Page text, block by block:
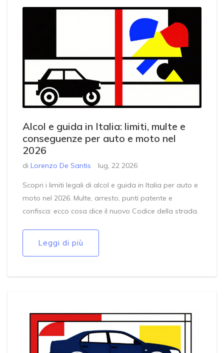
Alcol e guida in Italia: limiti, multe e
conseguenze per auto e moto nel
2026
di Lorenzo De Santis lug, 22 2026
Scopri i limiti legali di alcol e guida in Italia per auto e
moto nel 2026. Multe, arresto, punti patente e
confisca: ecco cosa dice il nuovo Codice della strada.
Leggi di più